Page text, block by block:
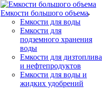
Емкости большого объема
Емкости для воды
Емкости для
подземного хранения
воды
Емкости для дизтоплива
и нефтепродуктов
Емкости для воды и
жидких удобрений